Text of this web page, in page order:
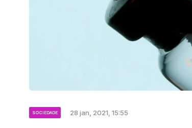
SOCIEDADE 28 jan, 2021, 15:55